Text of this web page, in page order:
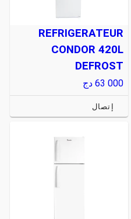
REFRIGERATEUR
CONDOR 420L
DEFROST
63 000 دج
إتصال